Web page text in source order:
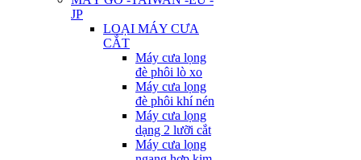
JP
LOẠI MÁY CƯA
CẮT
Máy cưa lọng
đè phôi lò xo
Máy cưa lọng
đè phôi khí nén
Máy cưa lọng
dạng 2 lưỡi cắt
Máy cưa lọng